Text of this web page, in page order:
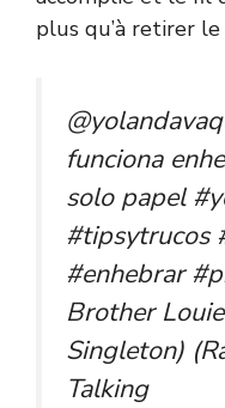
plus qu’à retirer
funciona
solo papel
#tipsytrucos
#enhebrar
Brother
Singleton)
Talking